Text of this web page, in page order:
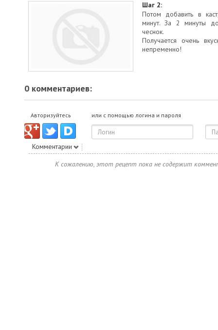
Шаг 2:
Потом добавить в
минут. За 2 минуты до
чеснок.
Получается очень
непременно!
0 комментариев:
Авторизуйтесь или с помощью логина и пароля
Комментарии
К сожалению, этот рецепт пока не содержит